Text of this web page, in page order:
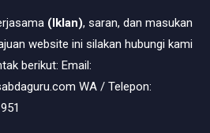
(Iklan), saran, dan masukan
website ini silakan hubungi kami
berikut: Email:
WA / Telepon: